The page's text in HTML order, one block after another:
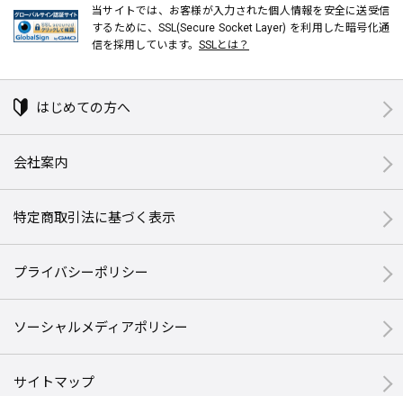
当サイトでは、お客様が入力された個人情報を安全に送受信
するために、SSL(Secure Socket Layer) を利用した暗号化通
信を採用しています。 SSLとは？
はじめての方へ
会社案内
特定商取引法に基づく表示
プライバシーポリシー
ソーシャルメディアポリシー
サイトマップ